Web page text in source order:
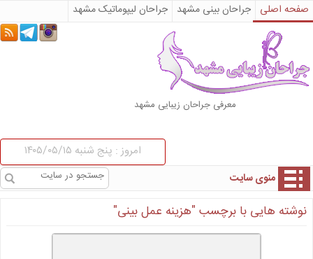
صفحه اصلی جراحان بینی مشهد جراحان لیپوماتیک مشهد
لیفتینگ صورت مشهد
تنگ کردن واژن مشهد
جراحی پلک
کاشت مو مشهد
میکرواسکالپ
دندانپزشکی لیزر موهای زائد
راه و روش انواع جراحی زیبایی
جراحی زیبایی پروتز سینه
بادی جت در مشهد جراحی زیبایی تزریق چربی
جراحی زیبایی تزریق ژل
هزینه کاشت موی طبیعی چقدر است؟
هزینه دندانپزشکی در مشهد
کلینیک پوست و زیبایی در مشهد
مشاوره رایگان جراحی زیبایی مشهد
معرفی جراحان زیبایی مشهد
امروز : پنج شنبه ۱۴۰۵/۰۵/۱۵
منوی سایت
نوشته هایی با برچسب "هزینه عمل بینی"
منتشر شده در تاریخ 2018/08/12
جراحی بینی امروزه مردم در مورد جراحی